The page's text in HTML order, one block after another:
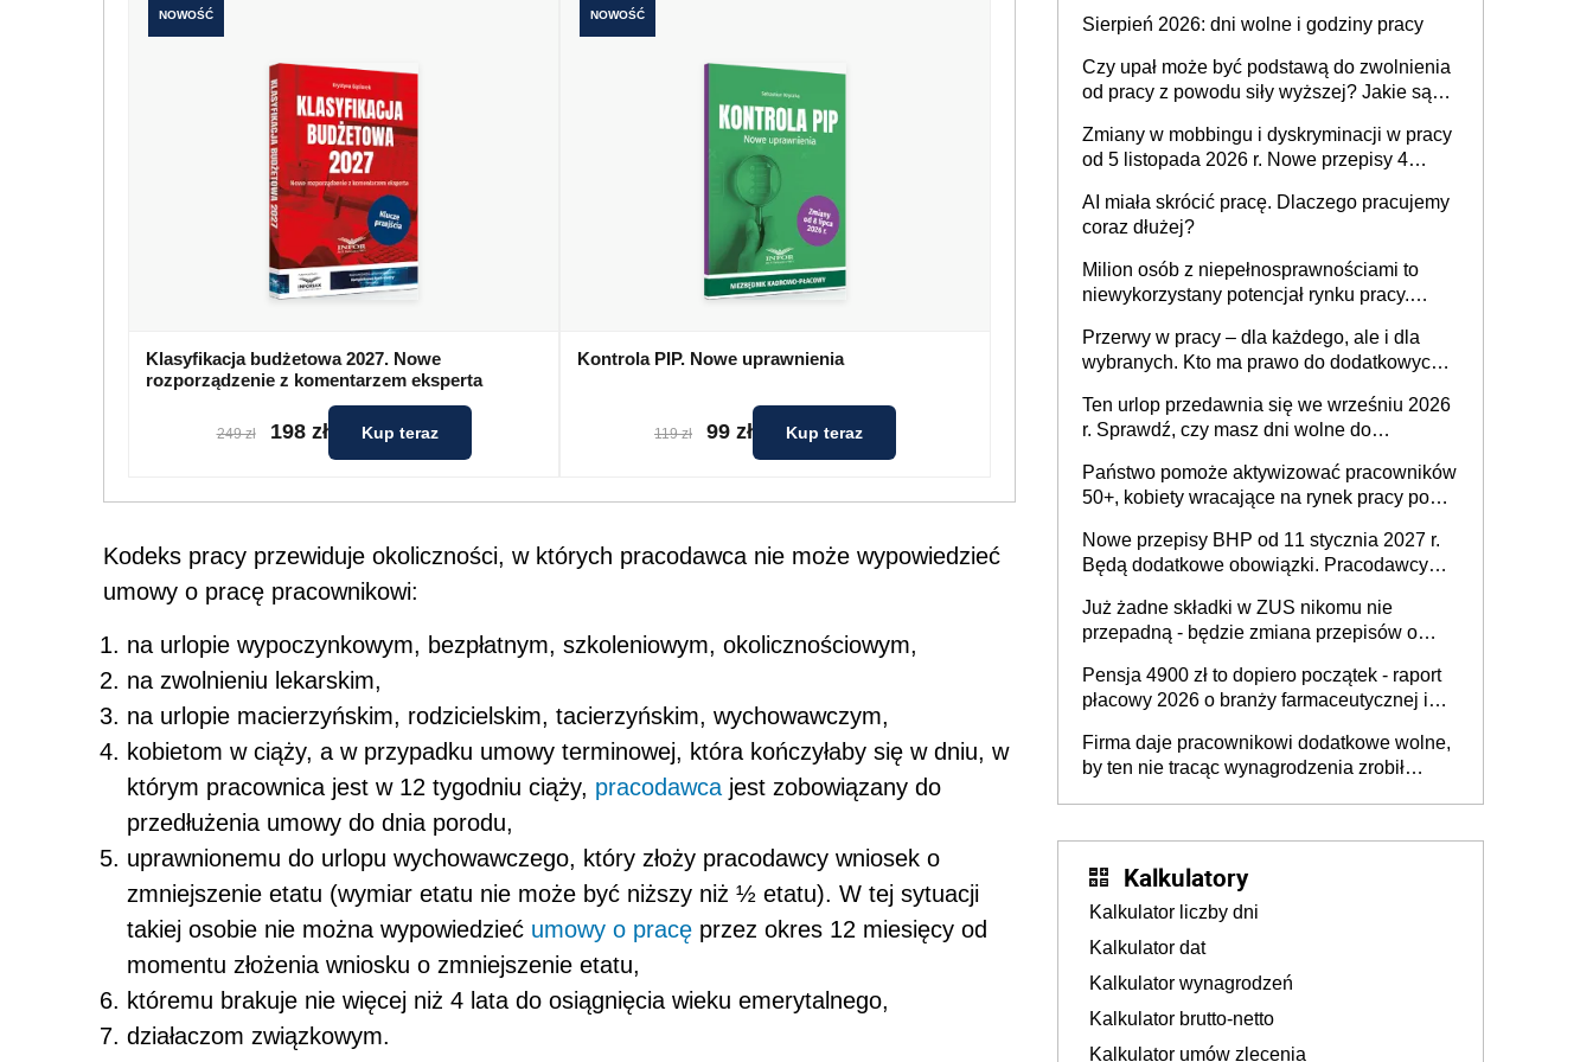
NOWOŚĆ
Klasyfikacja budżetowa 2027. Nowe
rozporządzenie z komentarzem eksperta
249 zł 198 zł Kup teraz
NOWOŚĆ
Kontrola PIP. Nowe uprawnienia
119 zł 99 zł Kup teraz
Kodeks pracy przewiduje okoliczności, w których pracodawca nie może wypowiedzieć
umowy o pracę pracownikowi:
na urlopie wypoczynkowym, bezpłatnym, szkoleniowym, okolicznościowym,
na zwolnieniu lekarskim,
na urlopie macierzyńskim, rodzicielskim, tacierzyńskim, wychowawczym,
kobietom w ciąży, a w przypadku umowy terminowej, która kończyłaby się w dniu, w
którym pracownica jest w 12 tygodniu ciąży, pracodawca jest zobowiązany do
przedłużenia umowy do dnia porodu,
uprawnionemu do urlopu wychowawczego, który złoży pracodawcy wniosek o
zmniejszenie etatu (wymiar etatu nie może być niższy niż ½ etatu). W tej sytuacji
takiej osobie nie można wypowiedzieć umowy o pracę przez okres 12 miesięcy od
momentu złożenia wniosku o zmniejszenie etatu,
któremu brakuje nie więcej niż 4 lata do osiągnięcia wieku emerytalnego,
działaczom związkowym.
Sierpień 2026: dni wolne i godziny pracy
Czy upał może być podstawą do zwolnienia
od pracy z powodu siły wyższej? Jakie są
Zmiany w mobbingu i dyskryminacji w pracy
od 5 listopada 2026 r. Nowe przepisy 4
Ustaw
AI miała skrócić pracę. Dlaczego pracujemy
coraz dłużej?
Milion osób z niepełnosprawnościami to
niewykorzystany potencjał rynku pracy.
dofinansowań czy refundacji, ale bariery po
stronie systemu i świadomości
pracodawców [WYWIAD]
Przerwy w pracy – dla każdego, ale i dla
wybranych. Kto ma prawo do dodatkowych
Ten urlop przedawnia się we wrześniu 2026
r. Sprawdź, czy masz dni wolne do
Państwo pomoże aktywizować pracowników
50+, kobiety wracające na rynek pracy po
osoby neuroatypowe. Powstanie Fundusz
na rzecz Inkluzywności w Zatrudnianiu?
Nowe przepisy BHP od 11 stycznia 2027 r.
Będą dodatkowe obowiązki. Pracodawcy
Już żadne składki w ZUS nikomu nie
przepadną - będzie zmiana przepisów o
ubezpieczeniom społecznym
Pensja 4900 zł to dopiero początek - raport
płacowy 2026 o branży farmaceutycznej i
Firma daje pracownikowi dodatkowe wolne,
by ten nie tracąc wynagrodzenia zrobił
Kalkulatory
Kalkulator liczby dni
Kalkulator dat
Kalkulator wynagrodzeń
Kalkulator brutto-netto
Kalkulator umów zlecenia